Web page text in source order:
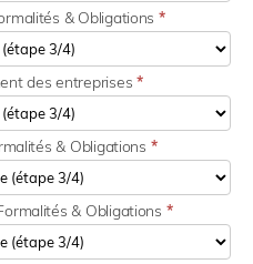
& Obligations *
des entreprises *
& Obligations *
& Obligations *